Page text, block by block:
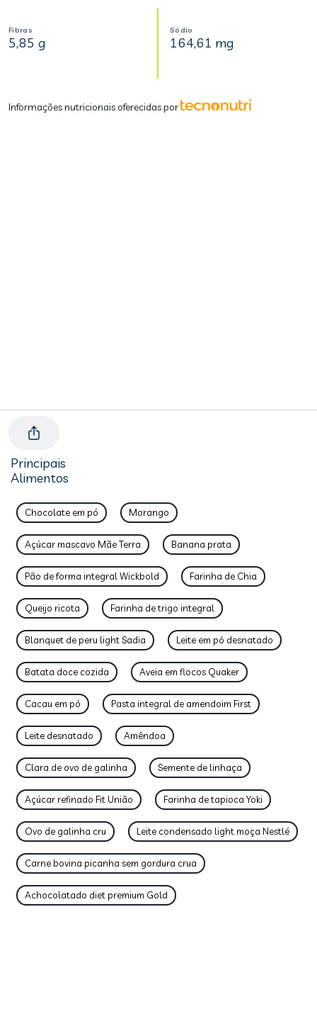
Fibras
5,85 g
Sódio
164,61 mg
Informações nutricionais oferecidas por
Principais
Alimentos
Chocolate em pó Morango
Açúcar mascavo Mãe Terra Banana prata
Pão de forma integral Wickbold Farinha de Chia
Queijo ricota Farinha de trigo integral
Blanquet de peru light Sadia Leite em pó desnatado
Batata doce cozida Aveia em flocos Quaker
Cacau em pó Pasta integral de amendoim First
Leite desnatado Amêndoa
Clara de ovo de galinha Semente de linhaça
Açúcar refinado Fit União Farinha de tapioca Yoki
Ovo de galinha cru Leite condensado light moça Nestlé
Carne bovina picanha sem gordura crua
Achocolatado diet premium Gold